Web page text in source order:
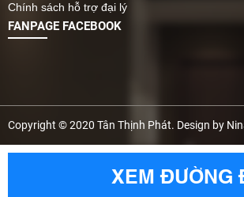
Chính sách hỗ trợ đại lý
FANPAGE FACEBOOK
Copyright © 2020 Tân Thịnh Phát. Design by
XEM ĐƯỜNG